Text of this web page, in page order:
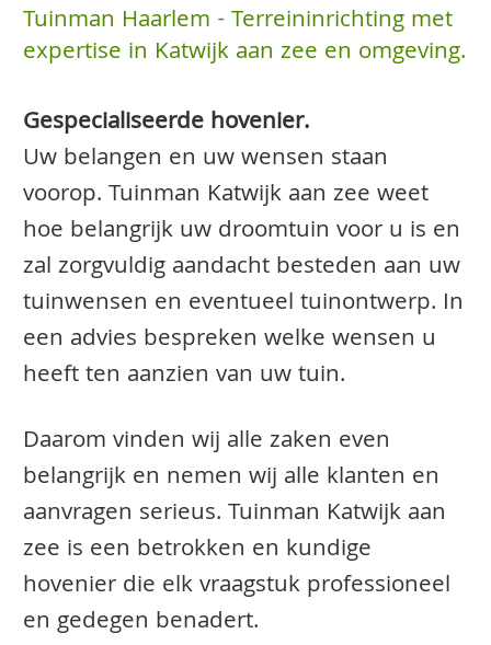
Tuinman Haarlem - Terreininrichting met
expertise in Katwijk aan zee en omgeving.
Gespecialiseerde hovenier.
Uw belangen en uw wensen staan
voorop. Tuinman Katwijk aan zee weet
hoe belangrijk uw droomtuin voor u is en
zal zorgvuldig aandacht besteden aan uw
tuinwensen en eventueel tuinontwerp. In
een advies bespreken welke wensen u
heeft ten aanzien van uw tuin.
Daarom vinden wij alle zaken even
belangrijk en nemen wij alle klanten en
aanvragen serieus. Tuinman Katwijk aan
zee is een betrokken en kundige
hovenier die elk vraagstuk professioneel
en gedegen benadert.